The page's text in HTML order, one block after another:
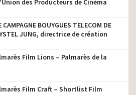
directeur artistique
directeur artistique
des Producteurs de Cinéma
BOUYGUES TELECOM DE
JUNG, directrice de création
Film Lions – Palmarès de la
Film Craft – Shortlist Film